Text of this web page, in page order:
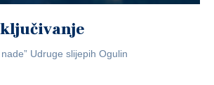
Udruge slijepih Ogulin